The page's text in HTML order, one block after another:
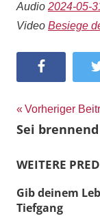
Audio 2024-05-
Video Besiege
Facebook
Vorheriger
Sei brennend
WEITERE
Gib deinem
Tiefgang